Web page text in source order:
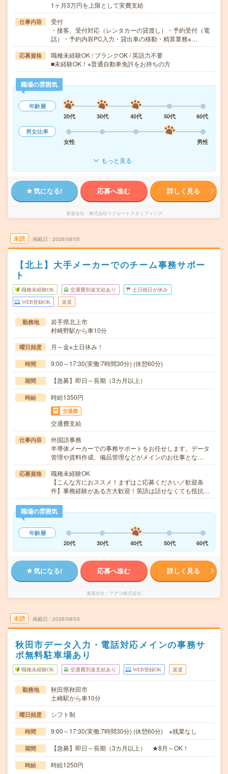
1ヶ月3万円を上限として実費支給
仕事内容
受付
・接客、受付対応（レンタカーの貸渡し）・予約受付（電
話）・予約内容PC入力・貸出車の移動・精算業務※…
応募資格
職種未経験OK / ブランクOK / 英語力不要
■未経験OK！※普通自動車免許をお持ちの方
職場の雰囲気
年齢層
20代
30代 40代 50代
60代
男女比率
女性
男性
もっと見る
気になる! 応募へ進む 詳しく見る
派遣会社 株式会社リクルートスタッフィング
未読 掲載日 2026/08/05
【北上】大手メーカーでのチーム事務サポー
ト
職種未経験OK 交通費別途支給あり 土日祝日が休み
WEB登録OK 派遣
勤務地
岩手県北上市
村崎野駅から車10分
曜日頻度 月～金※土日休み！
時間 9:00～17:30(実働:7時間30分) (休憩60分)
期間 【急募】即日～長期（3カ月以上）
時給 時給1350円
交通費
交通費支給
仕事内容
外国語事務
半導体メーカーでの事務サポートをお任せします。データ
管理や資料作成、備品管理などがメインのお仕事とな…
応募資格
職種未経験OK
【こんな方におススメ！まずはご応募ください／歓迎条
件】事務経験がある方大歓迎！英語は話せなくても抵抗…
職場の雰囲気
年齢層
20代
30代 40代 50代 60代
気になる! 応募へ進む 詳しく見る
派遣会社 アデコ株式会社
未読 掲載日 2026/08/03
秋田市データ入力・電話対応メインの事務サ
ポ無料駐車場あり
職種未経験OK 交通費別途支給あり WEB登録OK 派遣
勤務地
秋田県秋田市
土崎駅から車10分
曜日頻度 シフト制
時間 9:00～17:30(実働:7時間30分) (休憩60分) ※残業なし
期間 【急募】即日～長期（3カ月以上） ★8月～OK！
時給 時給1250円